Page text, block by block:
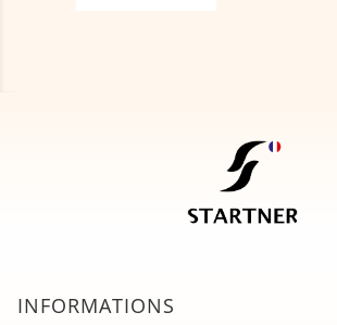
INFORMATIONS